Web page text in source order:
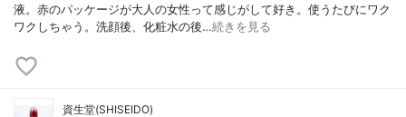
液。赤のパッケージが大人の女性って感じがして好き。使うたびにワク
ワクしちゃう。洗顔後、化粧水の後…続きを見る
資生堂(SHISEIDO)